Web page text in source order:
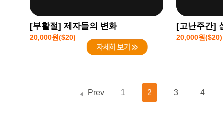
[부활절] 제자들의 변화
20,000원($20)
[고난주간]
20,000원($20)
Prev 1 2 3 4